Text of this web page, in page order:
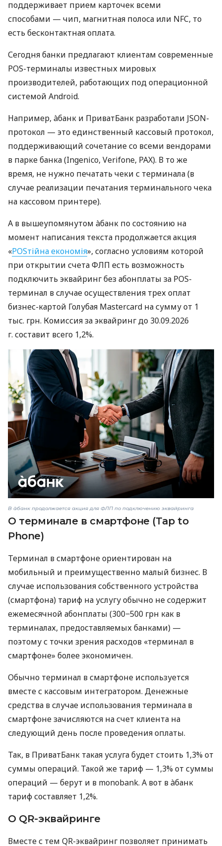
поддерживает прием карточек всеми
способами — чип, магнитная полоса или NFC, то
есть бесконтактная оплата.
Сегодня банки предлагают клиентам современные
POS-терминалы известных мировых
производителей, работающих под операционной
системой Android.
Например, àбанк и ПриватБанк разработали JSON-
протокол — это единственный кассовый протокол,
поддерживающий сочетание со всеми вендорами
в парке банка (Ingenico, Verifone, PAX). В то же
время, не нужно печатать чеки с терминала (в
случае реализации печатания терминального чека
на кассовом принтере).
А в вышеупомянутом àбанк по состоянию на
момент написания текста продолжается акция
«POSтійна економія», согласно условиям которой
при открытии счета ФЛП есть возможность
подключить эквайринг без абонплаты за POS-
терминал в случае осуществления трех оплат
бизнес-картой Голубая Mastercard на сумму от 1
тыс. грн. Комиссия за эквайринг до 30.09.2026
г. составит всего 1,2%.
В àбанк продолжается акция для ФЛП по подключению эквайринга
О терминале в смартфоне (Tap to
Phone)
Терминал в смартфоне ориентирован на
мобильный и преимущественно малый бизнес. В
случае использования собственного устройства
(смартфона) тариф на услугу обычно не содержит
ежемесячной абонплаты (300−500 грн как в
терминалах, предоставляемых банками) —
поэтому с точки зрения расходов «терминал в
смартфоне» более экономичен.
Обычно терминал в смартфоне используется
вместе с кассовым интегратором. Денежные
средства в случае использования терминала в
смартфоне зачисляются на счет клиента на
следующий день после проведения оплаты.
Так, в ПриватБанк такая услуга будет стоить 1,3% от
суммы операций. Такой же тариф — 1,3% от суммы
операций — берут и в monobank. А вот в àбанк
тариф составляет 1,2%.
О QR-эквайринге
Вместе с тем QR-эквайринг позволяет принимать